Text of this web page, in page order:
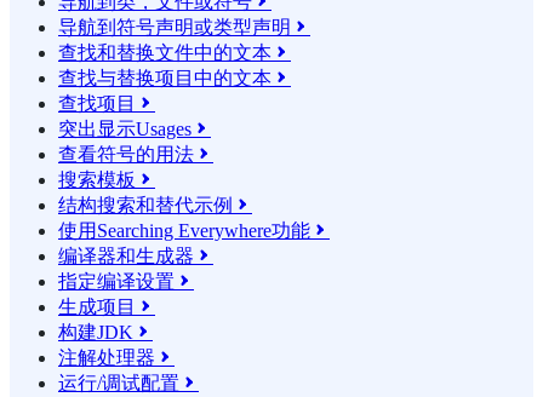
导航到符号声明或类型声明 
查找和替换文件中的文本 
查找与替换项目中的文本 
查找项目 
突出显示Usages 
查看符号的用法 
搜索模板 
结构搜索和替代示例 
使用Searching Everywhere功能 
编译器和生成器 
指定编译设置 
生成项目 
构建JDK 
注解处理器 
运行/调试配置 